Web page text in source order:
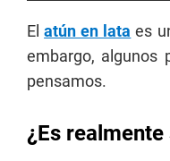
Elatún en lata es
embargo, algunos
pensamos.
¿Es